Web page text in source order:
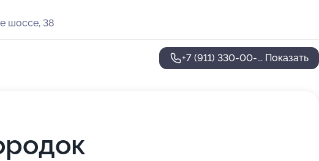
шоссе, 38
+7 (911) 330-00-... Показать